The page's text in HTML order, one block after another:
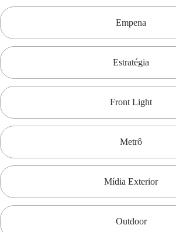
Empena
Estratégia
Front Light
Metrô
Mídia Exterior
Outdoor